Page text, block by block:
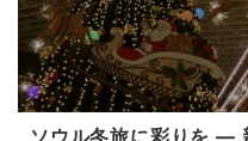
ソウル冬旅に彩りを —